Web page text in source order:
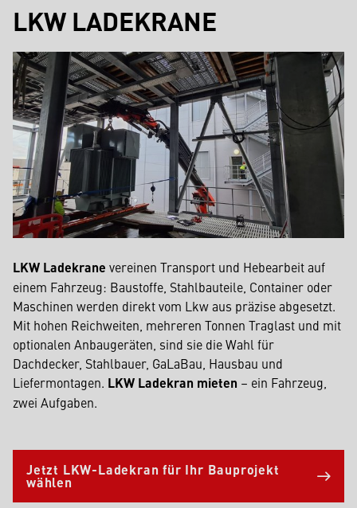
LKW LADEKRANE
LKW Ladekrane vereinen Transport und Hebearbeit auf
einem Fahrzeug: Baustoffe, Stahlbauteile, Container oder
Maschinen werden direkt vom Lkw aus präzise abgesetzt.
Mit hohen Reichweiten, mehreren Tonnen Traglast und mit
optionalen Anbaugeräten, sind sie die Wahl für
Dachdecker, Stahlbauer, GaLaBau, Hausbau und
Liefermontagen. LKW Ladekran mieten – ein Fahrzeug,
zwei Aufgaben.
Jetzt LKW-Ladekran für Ihr Bauprojekt
wählen